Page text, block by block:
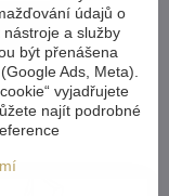
údajů o
a služby
být přenášena
Ads, Meta).
vyjadřujete
najít podrobné